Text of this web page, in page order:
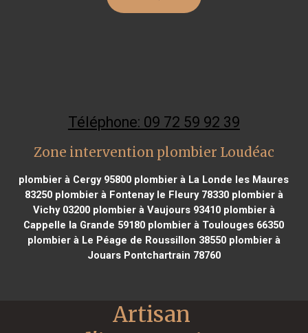
Téléphone: 09 72 59 92 39
Zone intervention plombier Loudéac
plombier à Cergy 95800 plombier à La Londe les Maures
83250plombier à Fontenay le Fleury 78330plombier à
Vichy 03200plombier à Vaujours 93410plombier à
Cappelle la Grande 59180 plombier à Toulouges 66350
plombier à Le Péage de Roussillon 38550plombier à
Jouars Pontchartrain 78760
Artisan